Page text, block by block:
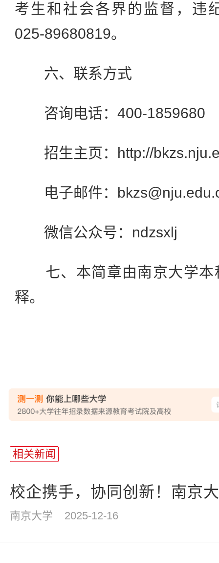
考生和社会各界的监督，违
025-89680819。
六、联系方式
咨询电话：400-1859680
招生主页：http://
电子邮件：
微信公众号：ndzsxlj
七、本简章由南京大学本
释。
相关新闻
校企携手，协同创新！南京
南京大学 2025-12-16